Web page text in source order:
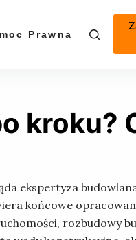
Prawna Cennik
kroku?
ekspertyza
końcowe
rozbudowy